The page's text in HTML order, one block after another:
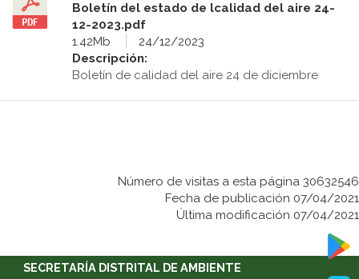
Boletín del estado de lcalidad del aire 24-
12-2023.pdf
1.42Mb
24/12/2023
Descripción:
Boletín de calidad del aire 24 de diciembre
Número de visitas a esta página 30632546
Fecha de publicación 07/04/2021
Última modificación 07/04/2021
SECRETARÍA DISTRITAL DE AMBIENTE